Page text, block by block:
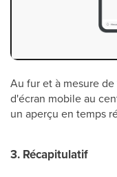
Au fur et à mesure
d'écran mobile au
un aperçu en temps
3. Récapitulatif